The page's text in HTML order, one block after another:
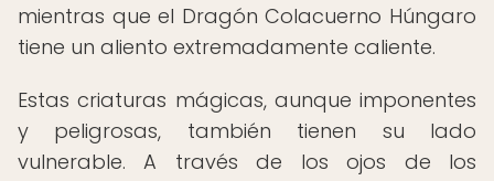
mientras que el Dragón Colacuerno Húngaro
tiene un aliento extremadamente caliente.
Estas criaturas mágicas, aunque imponentes
y peligrosas, también tienen su lado
vulnerable. A través de los ojos de los